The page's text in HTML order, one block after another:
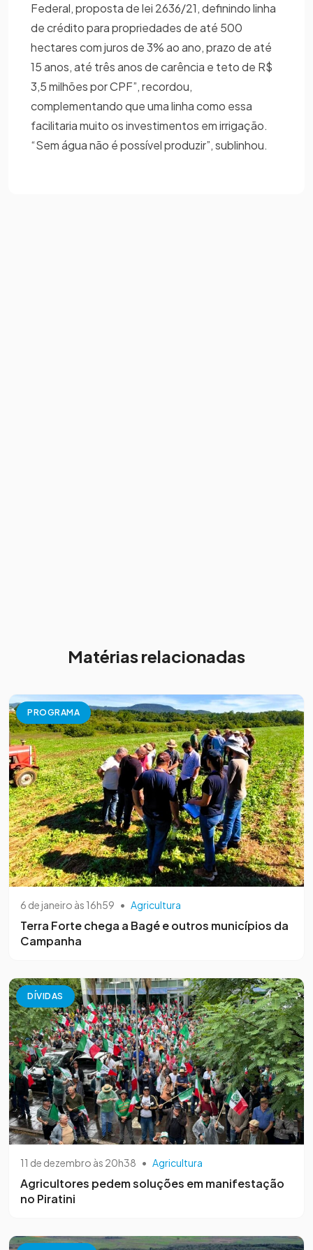
Federal, proposta de lei 2636/21, definindo linha
de crédito para propriedades de até 500
hectares com juros de 3% ao ano, prazo de até
15 anos, até três anos de carência e teto de R$
3,5 milhões por CPF”, recordou,
complementando que uma linha como essa
facilitaria muito os investimentos em irrigação.
“Sem água não é possível produzir”, sublinhou.
Matérias relacionadas
PROGRAMA
6 de janeiro às 16h59 • Agricultura
Terra Forte chega a Bagé e outros municípios da
Campanha
DÍVIDAS
11 de dezembro às 20h38 • Agricultura
Agricultores pedem soluções em manifestação
no Piratini